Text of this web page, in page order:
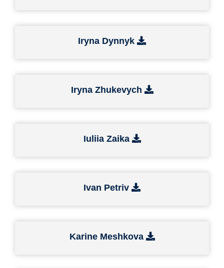
Iryna Dynnyk
Iryna Zhukevych
Iuliia Zaika
Ivan Petriv
Karine Meshkova